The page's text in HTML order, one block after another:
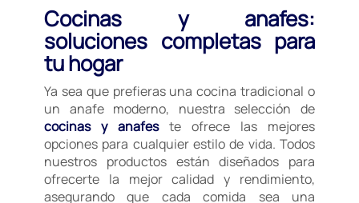
Cocinas y anafes:
soluciones completas para
tu hogar
Ya sea que prefieras una cocina tradicional o
un anafe moderno, nuestra selección de
cocinas y anafeste ofrece las mejores
opciones para cualquier estilo de vida. Todos
nuestros productos están diseñados para
ofrecerte la mejor calidad y rendimiento,
asegurando que cada comida sea una